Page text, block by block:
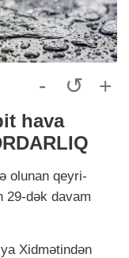
- ↺ +
hava
olunan qeyri-
29-dək davam
Xidmətindən